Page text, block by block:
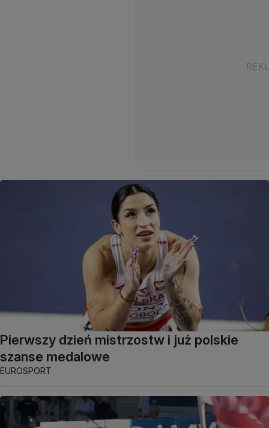
Pierwszy dzień mistrzostw i już polskie
szanse medalowe
EUROSPORT